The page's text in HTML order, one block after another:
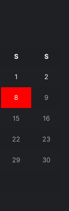
S S
1 2
8 9
15 16
22 23
29 30